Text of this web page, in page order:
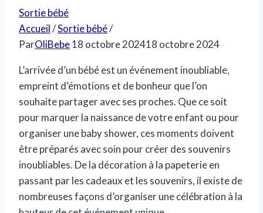
Sortie bébé
Accueil/Sortie bébé/
ParOliBebe18 octobre 202418 octobre 2024
L’arrivée d’un bébé est un événement inoubliable,
empreint d’émotions et de bonheur que l’on
souhaite partager avec ses proches. Que ce soit
pour marquer la naissance de votre enfant ou pour
organiser une baby shower, ces moments doivent
être préparés avec soin pour créer des souvenirs
inoubliables. De la décoration à la papeterie en
passant par les cadeaux et les souvenirs, il existe de
nombreuses façons d’organiser une célébration à la